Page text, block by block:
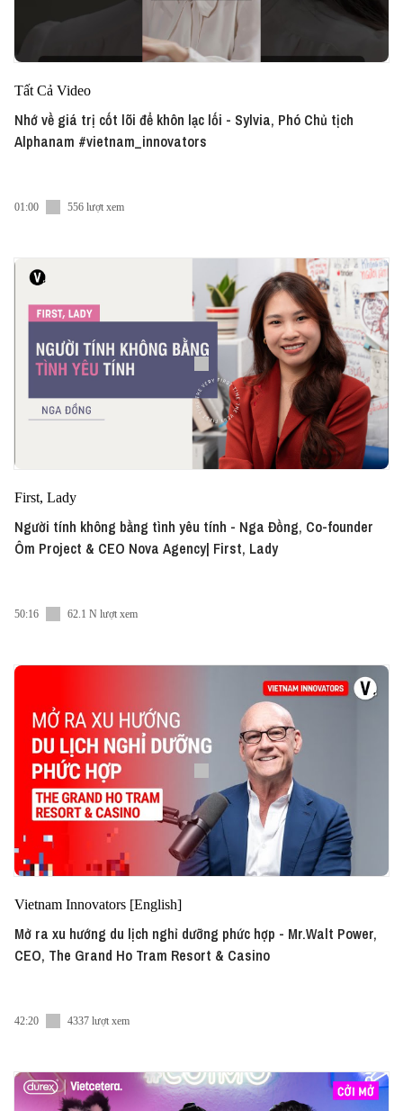
Tất Cả Video
Nhớ về giá trị cốt lõi để khôn lạc lối - Sylvia, Phó Chủ tịch
Alphanam #vietnam_innovators
01:00 556 lượt xem
First, Lady
Người tính không bằng tình yêu tính - Nga Đồng, Co-founder
Ôm Project & CEO Nova Agency| First, Lady
50:16 62.1 N lượt xem
Vietnam Innovators [English]
Mở ra xu hướng du lịch nghỉ dưỡng phức hợp - Mr.Walt Power,
CEO, The Grand Ho Tram Resort & Casino
42:20 4337 lượt xem